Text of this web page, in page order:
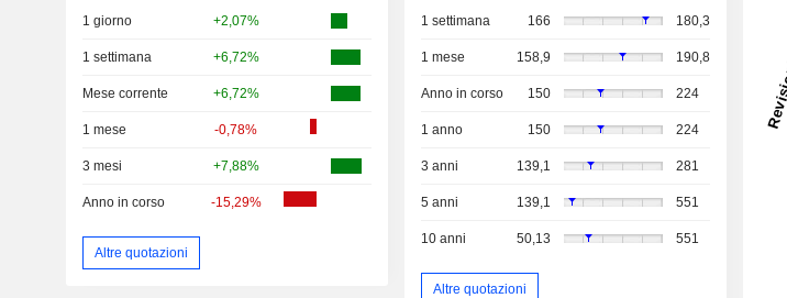
1 giorno +2,07%
1 settimana +6,72%
Mese corrente +6,72%
1 mese -0,78%
3 mesi +7,88%
Anno in corso -15,29%
Altre quotazioni
1 settimana 166 180,3
1 mese 158,9 190,8
Anno in corso 150 224
1 anno 150 224
3 anni 139,1 281
5 anni 139,1 551
10 anni 50,13 551
Altre quotazioni